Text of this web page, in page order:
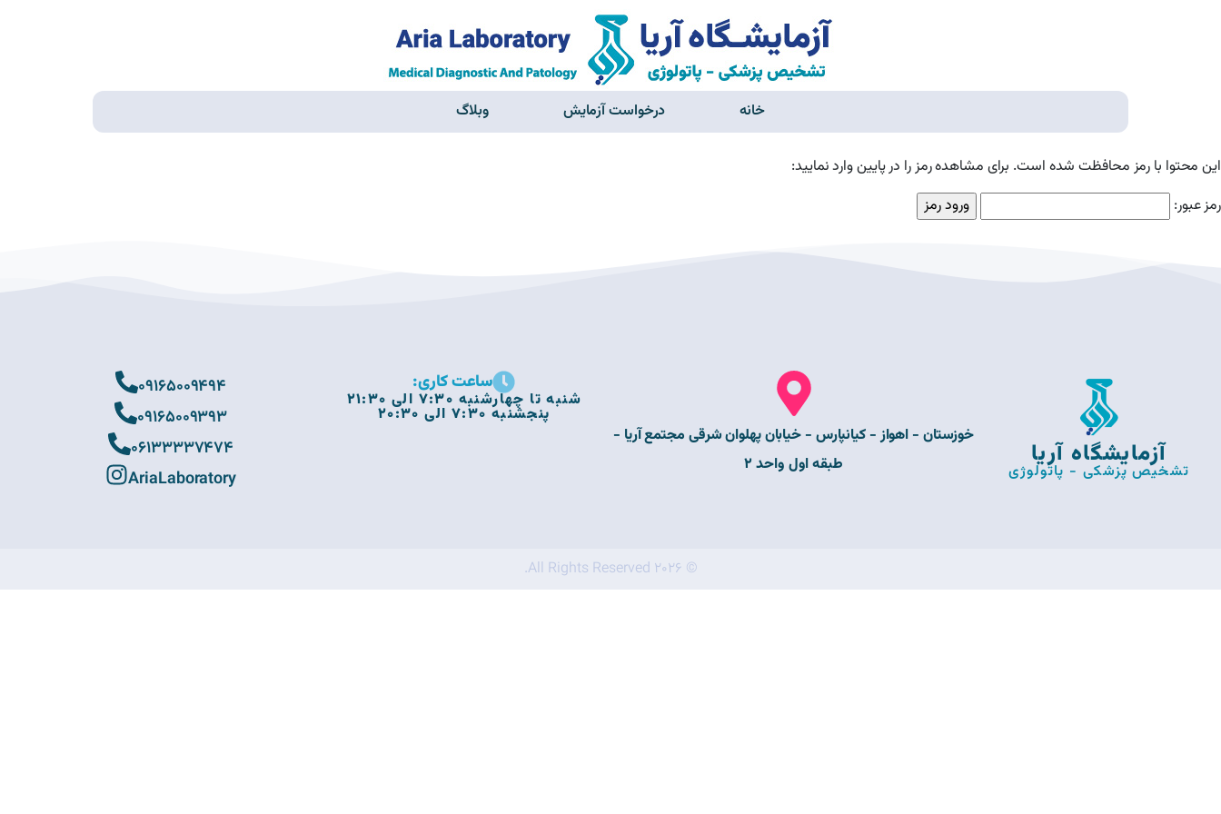
خانه درخواست آزمایش وبلاگ
این محتوا با رمز محافظت شده است. برای مشاهده رمز را در پایین وارد نمایید:
رمز عبور:
آزمایشگاه آریا
تشخیص پزشکی - پاتولوژی
خوزستان - اهواز - کیانپارس - خیابان پهلوان شرقی مجتمع آریا -
طبقه اول واحد 2
ساعت کاری:
شنبه تا چهارشنبه 7:30 الی 21:30
پنجشنبه 7:30 الی 20:30
09165009494
09165009393
06133337474
AriaLaboratory
© 2026 All Rights Reserved.